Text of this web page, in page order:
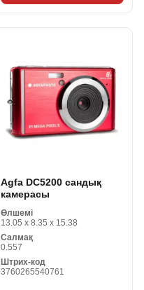
Agfa DC5200 сандық
камерасы
Өлшемі
13.05 x 8.35 x 15.38
Салмақ
0.557
Штрих-код
3760265540761